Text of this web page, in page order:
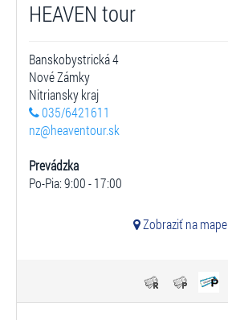
HEAVEN tour
Banskobystrická 4
Nové Zámky
Nitriansky kraj
035/6421611
nz@heaventour.sk
Prevádzka
Po-Pia: 9:00 - 17:00
Zobraziť na mape